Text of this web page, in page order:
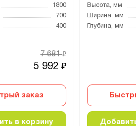
1800
700
400
5 992 ₽
7 681₽
заказ
в корзину
Высота, мм
Ширина, мм
Глубина, мм